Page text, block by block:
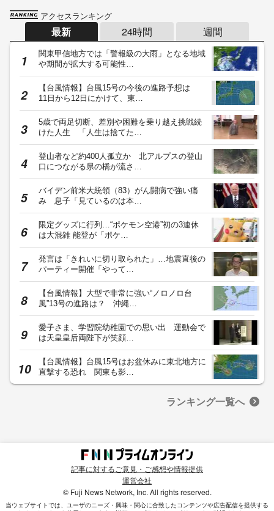
アクセスランキング
最新 24時間 週間
関東甲信地方では「警報級の大雨」となる地域
や期間が拡大する可能性…
【台風情報】台風15号の今後の進路予想は
11日から12日にかけて、東…
5歳で両足切断、差別や困難を乗り越え挑戦続
けた人生 「人生は捨てた…
登山者など約400人孤立か 北アルプスの登山
口につながる県の橋が流さ…
バイデン前米大統領（83）がん闘病で強い痛
み 息子「見ているのは本…
限定グッズに行列…“ポケモン空港”初の3連休
は大混雑 能登が「ポケ…
発言は「きれいに切り取られた」…地震直後の
パーティー開催「やって…
【台風情報】大型で非常に強い“ノロノロ台
風”13号の進路は？ 沖縄…
愛子さま、学習院幼稚園での思い出 運動会で
は天皇皇后両陛下が笑顔…
【台風情報】台風15号はお盆休みに東北地方に
直撃する恐れ 関東も影…
ランキング一覧へ
記事に対するご意見・ご感想や情報提供
運営会社
© Fuji News Network, Inc. All rights reserved.
当ウェブサイトでは、ユーザのニーズ・興味・関⼼に合致したコンテンツや広告配信を提供する